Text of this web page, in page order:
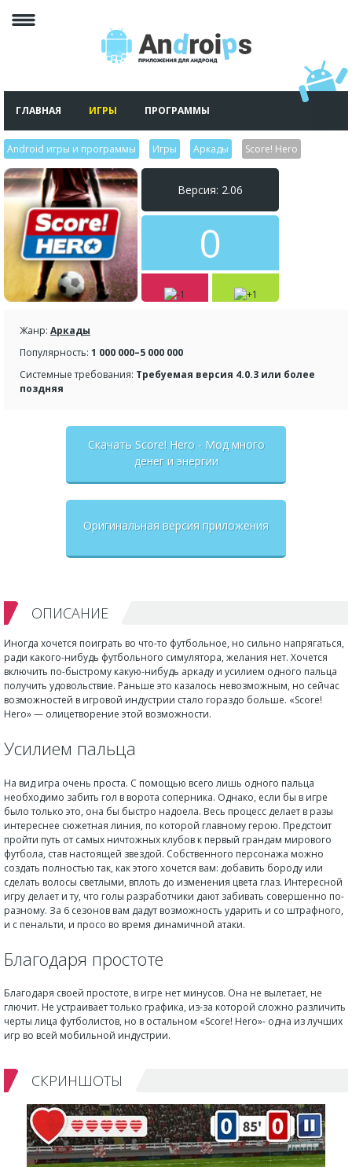
ГЛАВНАЯ ИГРЫ ПРОГРАММЫ
Android игры и программы Игры Аркады Score! Hero
Версия: 2.06
0
Жанр: Аркады
Популярность: 1 000 000–5 000 000
Системные требования: Требуемая версия 4.0.3 или более
поздняя
Скачать Score! Hero - Мод много
денег и энергии
Оригинальная версия приложения
ОПИСАНИЕ
Иногда хочется поиграть во что-то футбольное, но сильно напрягаться,
ради какого-нибудь футбольного симулятора, желания нет. Хочется
включить по-быстрому какую-нибудь аркаду и усилием одного пальца
получить удовольствие. Раньше это казалось невозможным, но сейчас
возможностей в игровой индустрии стало гораздо больше. «Score!
Hero» — олицетворение этой возможности.
Усилием пальца
На вид игра очень проста. С помощью всего лишь одного пальца
необходимо забить гол в ворота соперника. Однако, если бы в игре
было только это, она бы быстро надоела. Весь процесс делает в разы
интереснее сюжетная линия, по которой главному герою. Предстоит
пройти путь от самых ничтожных клубов к первый грандам мирового
футбола, став настоящей звездой. Собственного персонажа можно
создать полностью так, как этого хочется вам: добавить бороду или
сделать волосы светлыми, вплоть до изменения цвета глаз. Интересной
игру делает и ту, что голы разработчики дают забивать совершенно по-
разному. За 6 сезонов вам дадут возможность ударить и со штрафного,
и с пенальти, и просо во время динамичной атаки.
Благодаря простоте
Благодаря своей простоте, в игре нет минусов. Она не вылетает, не
глючит. Не устраивает только графика, из-за которой сложно различить
черты лица футболистов, но в остальном «Score! Hero»- одна из лучших
игр во всей мобильной индустрии.
СКРИНШОТЫ